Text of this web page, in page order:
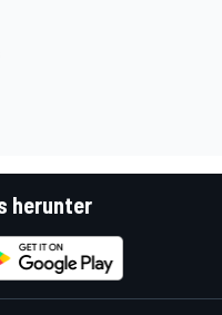
herunter